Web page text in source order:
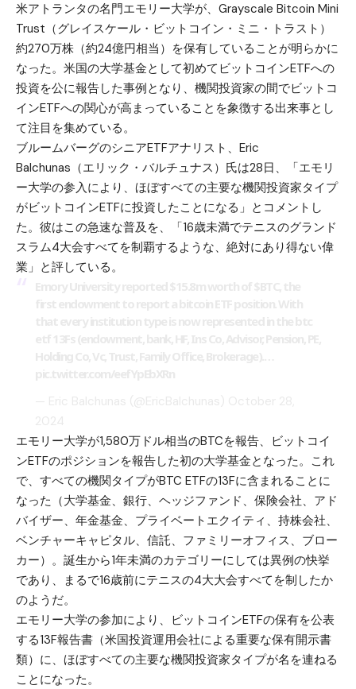
米アトランタの名門エモリー大学が、Grayscale Bitcoin Mini
Trust（グレイスケール・ビットコイン・ミニ・トラスト）
約270万株（約24億円相当）を保有していることが明らかに
なった。米国の大学基金として初めてビットコインETFへの
投資を公に報告した事例となり、機関投資家の間でビットコ
インETFへの関心が高まっていることを象徴する出来事とし
て注目を集めている。
ブルームバーグのシニアETFアナリスト、Eric
Balchunas（エリック・バルチュナス）氏は28日、「エモリ
ー大学の参入により、ほぼすべての主要な機関投資家タイプ
がビットコインETFに投資したことになる」とコメントし
た。彼はこの急速な普及を、「16歳未満でテニスのグランド
スラム4大会すべてを制覇するような、絶対にあり得ない偉
業」と評している。
エモリー大学が1,580万ドル相当のBTCを報告、ビットコイ
ンETFのポジションを報告した初の大学基金となった。これ
で、すべての機関タイプがBTC ETFの13Fに含まれることに
なった（大学基金、銀行、ヘッジファンド、保険会社、アド
バイザー、年金基金、プライベートエクイティ、持株会社、
ベンチャーキャピタル、信託、ファミリーオフィス、ブロー
カー）。誕生から1年未満のカテゴリーにしては異例の快挙
であり、まるで16歳前にテニスの4大大会すべてを制したか
のようだ。
エモリー大学の参加により、ビットコインETFの保有を公表
する13F報告書（米国投資運用会社による重要な保有開示書
類）に、ほぼすべての主要な機関投資家タイプが名を連ねる
ことになった。